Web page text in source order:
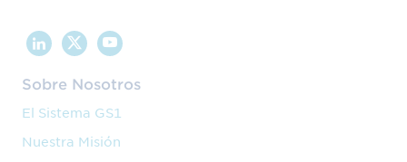
Sobre Nosotros
El Sistema GS1
Nuestra Misión